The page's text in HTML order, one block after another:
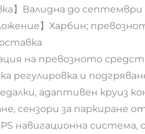
】Валидна до септември
】Харбин;
на превозното
регулировка и
адаптивен круиз
сензори за паркиране
навигационна система,